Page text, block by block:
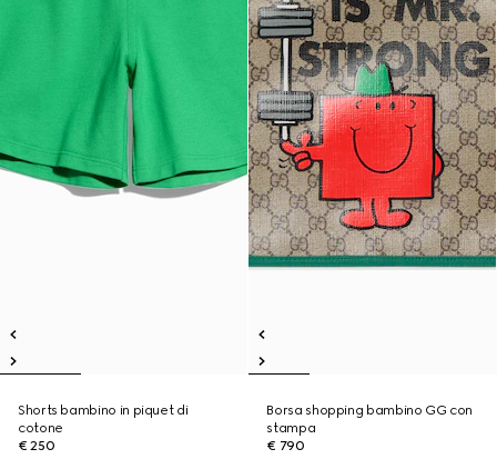
Shorts bambino in piquet di
cotone
€ 250
Borsa shopping bambino GG con
stampa
€ 790